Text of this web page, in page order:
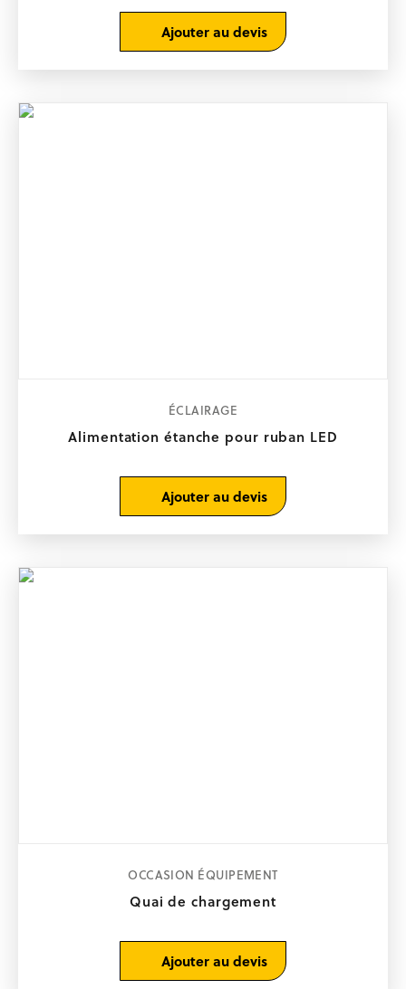
Ajouter au devis
Alimentation étanche pour ruban LED
ÉCLAIRAGE
Ajouter au devis
Quai de chargement
OCCASION ÉQUIPEMENT
Ajouter au devis